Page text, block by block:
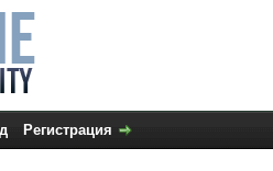
Регистрация